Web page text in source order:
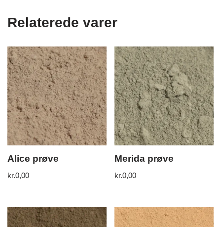
Relaterede varer
Alice prøve
kr.0,00
Merida prøve
kr.0,00